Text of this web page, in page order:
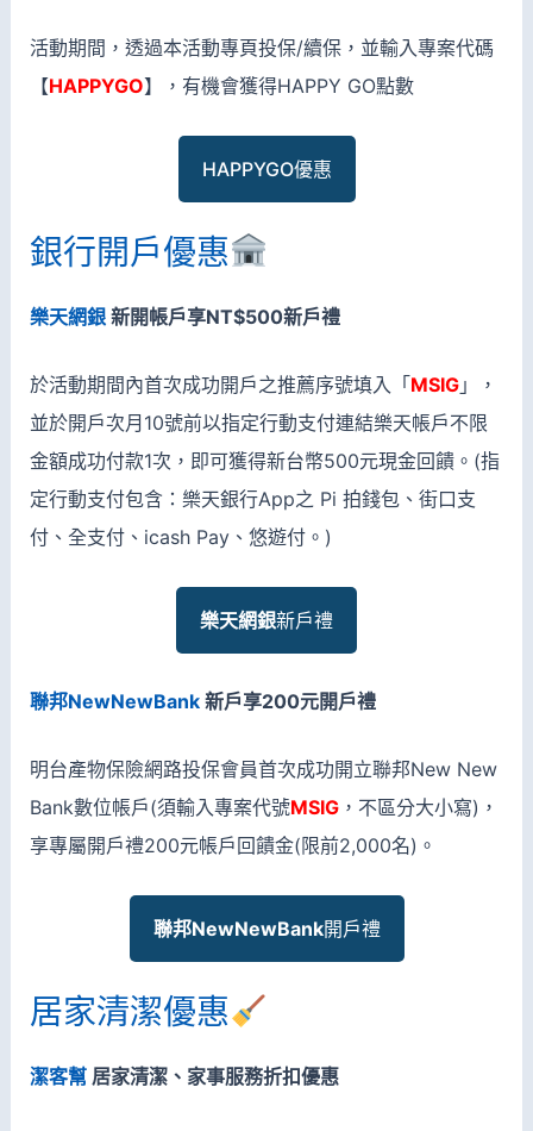
活動期間，透過本活動專頁投保/續保，並輸入專案代碼
【HAPPYGO】，有機會獲得HAPPY GO點數
HAPPYGO優惠
銀行開戶優惠
樂天網銀新開帳戶享NT$500新戶禮
於活動期間內首次成功開戶之推薦序號填入「 MSIG」，
並於開戶次月10號前以指定行動支付連結樂天帳戶不限
金額成功付款1次，即可獲得新台幣500元現金回饋。(指
定行動支付包含：樂天銀行App之 Pi 拍錢包、街口支
付、全支付、icash Pay、悠遊付。)
樂天網銀新戶禮
聯邦NewNewBank新戶享200元開戶禮
明台產物保險網路投保會員首次成功開立聯邦New New
Bank數位帳戶(須輸入專案代號MSIG，不區分大小寫)，
享專屬開戶禮200元帳戶回饋金(限前2,000名)。
聯邦NewNewBank開戶禮
居家清潔優惠
潔客幫居家清潔、家事服務折扣優惠